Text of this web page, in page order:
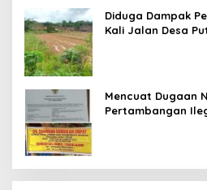
Diduga Dampak
Kali Jalan Desa
Mencuat Dugaan
Pertambangan